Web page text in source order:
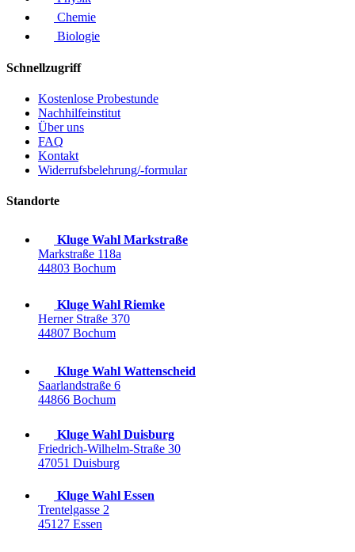
Chemie
Biologie
Schnellzugriff
Kostenlose Probestunde
Nachhilfeinstitut
Über uns
FAQ
Kontakt
Widerrufsbelehrung/-formular
Standorte
Kluge Wahl Markstraße
Markstraße 118a
44803 Bochum
Kluge Wahl Riemke
Herner Straße 370
44807 Bochum
Kluge Wahl Wattenscheid
Saarlandstraße 6
44866 Bochum
Kluge Wahl Duisburg
Friedrich-Wilhelm-Straße 30
47051 Duisburg
Kluge Wahl Essen
Trentelgasse 2
45127 Essen